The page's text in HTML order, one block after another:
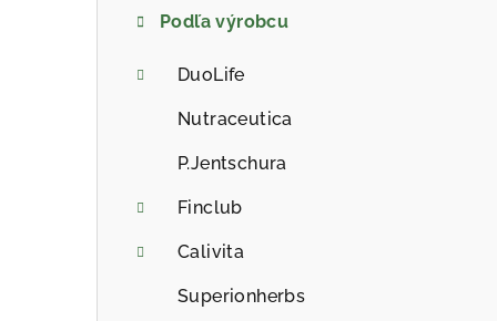
Podľa výrobcu
DuoLife
Nutraceutica
P.Jentschura
Finclub
Calivita
Superionherbs